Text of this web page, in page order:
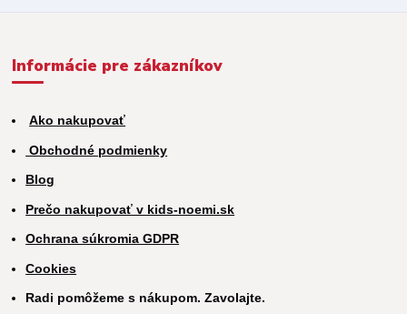
Informácie pre zákazníkov
Ako nakupovať
Obchodné podmienky
Blog
Prečo nakupovať v kids-noemi.sk
Ochrana súkromia GDPR
Cookies
Radi pomôžeme s nákupom. Zavolajte.